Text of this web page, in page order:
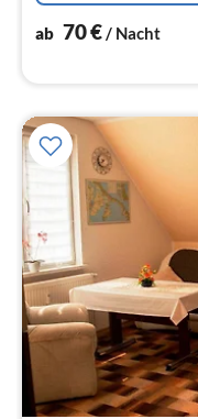
ab 70€/ Nacht